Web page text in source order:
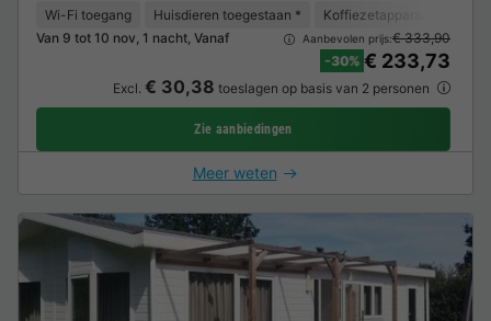
Wi-Fi toegang Huisdieren toegestaan * Koffiezetapparaat
Van 9 tot 10 nov, 1 nacht, Vanaf
Aanbevolen prijs:€ 333,90
-30% € 233,73
Excl. € 30,38 toeslagen op basis van 2 personen
Zie aanbiedingen
Meer weten